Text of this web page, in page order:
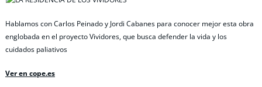
Hablamos con Carlos Peinado y Jordi Cabanes para conocer mejor esta obra
englobada en el proyecto Vividores, que busca defender la vida y los
cuidados paliativos
Ver en cope.es